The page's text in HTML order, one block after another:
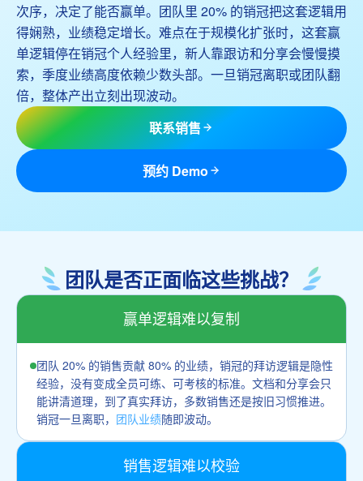
次序，决定了能否赢单。团队里 20% 的销冠把这套逻辑用
得娴熟，业绩稳定增长。难点在于规模化扩张时，这套赢
单逻辑停在销冠个人经验里，新人靠跟访和分享会慢慢摸
索，季度业绩高度依赖少数头部。一旦销冠离职或团队翻
倍，整体产出立刻出现波动。
联系销售
预约 Demo
团队是否正面临这些挑战？
赢单逻辑难以复制
团队 20% 的销售贡献 80% 的业绩，销冠的拜访逻辑是隐性
经验，没有变成全员可练、可考核的标准。文档和分享会只
能讲清道理，到了真实拜访，多数销售还是按旧习惯推进。
销冠一旦离职， 团队业绩随即波动。
销售逻辑难以校验